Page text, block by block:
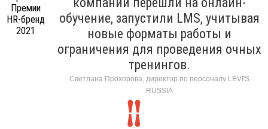
обучение, запустили LMS, учитывая
новые форматы работы и
ограничения для проведения очных
тренингов.
Светлана Прохорова, директор по персоналу LEVI'S
RUSSIA